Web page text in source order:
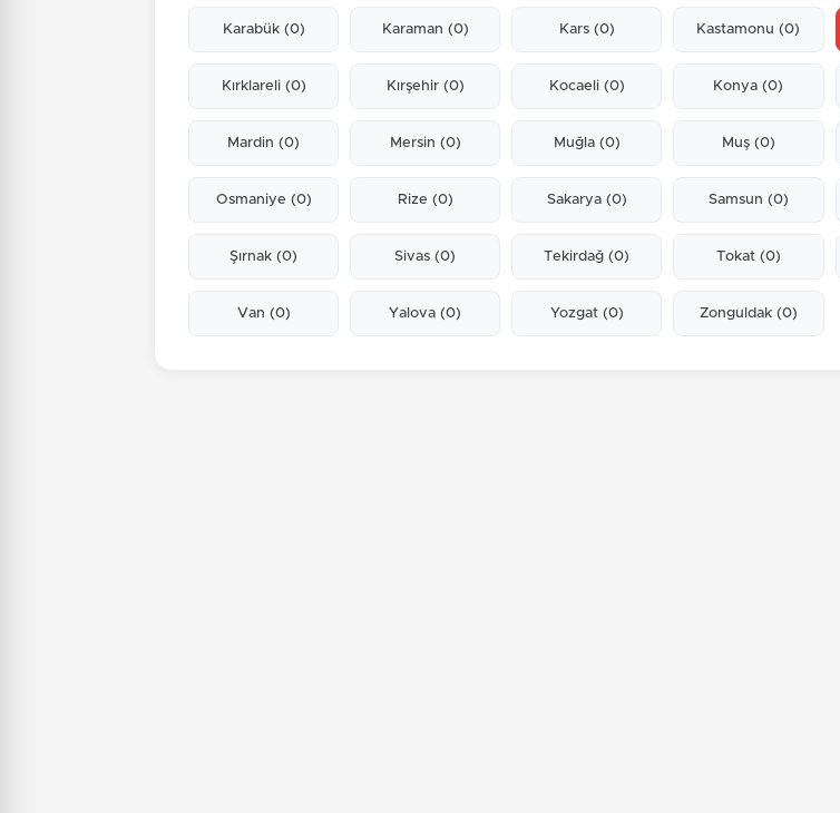
Karabük (0) Karaman (0) Kars (0) Kastamonu(0)
Kırklareli (0) Kırşehir (0) Kocaeli (0) Konya(0)
Mardin(0) Mersin (0) Muğla (0) Muş (0)
Osmaniye (0) Rize (0) Sakarya (0) Samsun (0)
Şırnak(0) Sivas(0) Tekirdağ(0) Tokat (0)
Van (0) Yalova(0) Yozgat (0) Zonguldak (0)